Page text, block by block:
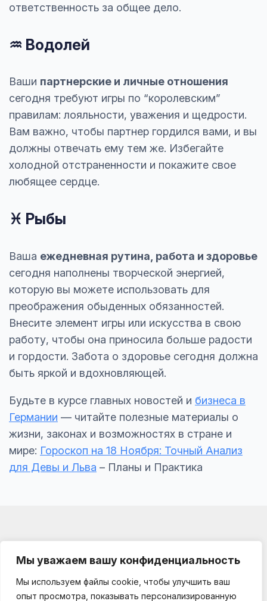
Мы уважаем вашу конфиденциальность
Мы используем файлы cookie, чтобы улучшить ваш
опыт просмотра, показывать персонализированную
ответственность за общее дело.
♒ Водолей
Ваши партнерские и личные отношения
сегодня требуют игры по “королевским”
правилам: лояльности, уважения и щедрости.
Вам важно, чтобы партнер гордился вами, и вы
должны отвечать ему тем же. Избегайте
холодной отстраненности и покажите свое
любящее сердце.
♓ Рыбы
Ваша ежедневная рутина, работа и здоровье
сегодня наполнены творческой энергией,
которую вы можете использовать для
преображения обыденных обязанностей.
Внесите элемент игры или искусства в свою
работу, чтобы она приносила больше радости
и гордости. Забота о здоровье сегодня должна
быть яркой и вдохновляющей.
Будьте в курсе главных новостей и бизнеса в
Германии — читайте полезные материалы о
жизни, законах и возможностях в стране и
мире: Гороскоп на 18 Ноября: Точный Анализ
для Девы и Льва – Планы и Практика
Impressum
О проекте